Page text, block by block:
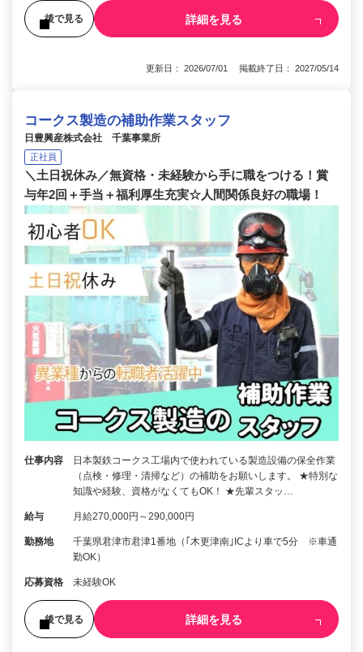
後で見る 詳細を見る
更新日： 2026/07/01 掲載終了日： 2027/05/14
コークス製造の補助作業スタッフ
日豊興産株式会社 千葉事業所
正社員
＼土日祝休み／無資格・未経験から手に職をつける！賞
与年2回＋手当＋福利厚生充実☆人間関係良好の職場！
仕事内容
日本製鉄コークス工場内で使われている製造設備の保全作業
（点検・修理・清掃など）の補助をお願いします。 ★特別な
知識や経験、資格がなくてもOK！ ★先輩スタッ…
給与 月給270,000円～290,000円
勤務地
千葉県君津市君津1番地（｢木更津南｣ICより車で5分 ※車通
勤OK）
応募資格 未経験OK
後で見る 詳細を見る